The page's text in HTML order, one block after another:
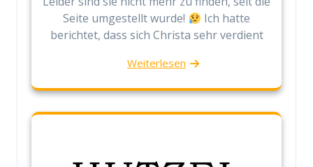
Seite umgestellt wurde!
Ich hatte
berichtet, dass sich Christa sehr verdient
Weiterlesen